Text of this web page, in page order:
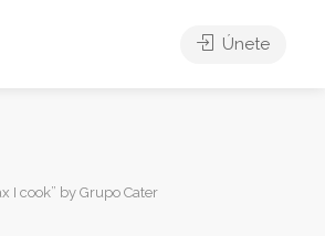
Únete
I cook” by Grupo Cater